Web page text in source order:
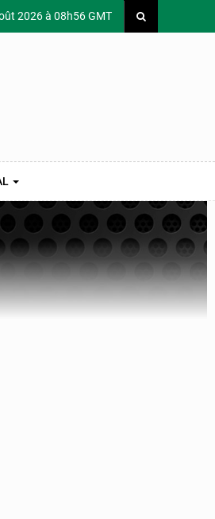
2026 à 08h56 GMT